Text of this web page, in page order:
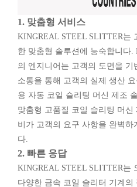
1. 맞춤형 서비스
KINGREAL STEEL SLITTER는
한 맞춤형 솔루션에 능숙합니다
의 엔지니어는 고객의 도면을
소통을 통해 고객의 실제 생산
용 자동 코일 슬리팅 머신 제조
맞춤형 고품질 코일 슬리팅 머
비가 고객의 요구 사항을 완벽하
다.
2. 빠른 응답
KINGREAL STEEL SLITTER는
다양한 금속 코일 슬리터 기계